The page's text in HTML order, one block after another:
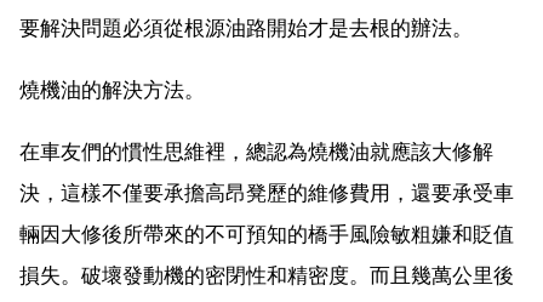
要解決問題必須從根源油路開始才是去根的辦法。
燒機油的解決方法。
在車友們的慣性思維裡，總認為燒機油就應該大修解
決，這樣不僅要承擔高昂凳歷的維修費用，還要承受車
輛因大修後所帶來的不可預知的橋手風險敏粗嫌和貶值
損失。破壞發動機的密閉性和精密度。而且幾萬公里後